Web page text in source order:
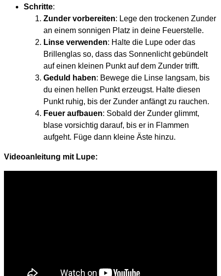
Schritte:
Zunder vorbereiten: Lege den trockenen Zunder
an einem sonnigen Platz in deine Feuerstelle.
Linse verwenden: Halte die Lupe oder das
Brillenglas so, dass das Sonnenlicht gebündelt
auf einen kleinen Punkt auf dem Zunder trifft.
Geduld haben: Bewege die Linse langsam, bis
du einen hellen Punkt erzeugst. Halte diesen
Punkt ruhig, bis der Zunder anfängt zu rauchen.
Feuer aufbauen: Sobald der Zunder glimmt,
blase vorsichtig darauf, bis er in Flammen
aufgeht. Füge dann kleine Äste hinzu.
Videoanleitung mit Lupe: